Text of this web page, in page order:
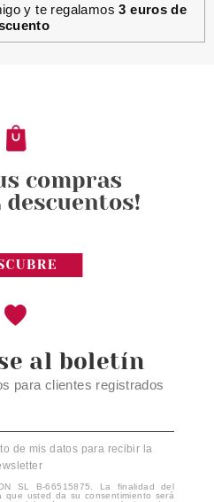
y te regalamos3 euros de
al boletín
para clientes registrados
de mis datos para recibir la
SL B-66515875. La finalidad del
que usted da su consentimiento será